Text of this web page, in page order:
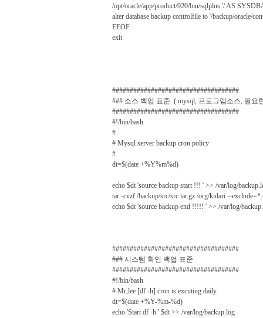
/opt/oracle/app/product/920/bin/sqlplus '/ AS
alter database backup controlfile to '/backup/oracle/
EEOF
exit
####################################
### 소스 백업 표준 ( mysql, 프로그램소스, 필요
####################################
#!/bin/bash
#
# Mysql server backup cron policy
#
dt=$(date +%Y%m%d)
echo $dt 'source backup start !!! ' >> /var/log/
tar -cvzf /backup/src/src.tar.gz /org/kidari --
echo $dt 'source backup end !!!!! ' >> /var/log/
####################################
### 시스템 확인 백업 표준
####################################
#!/bin/bash
# Mr,lee [df -h] cron is excuting daily
dt=$(date +%Y-%m-%d)
echo 'Start df -h ' $dt >> /var/log/backup.log